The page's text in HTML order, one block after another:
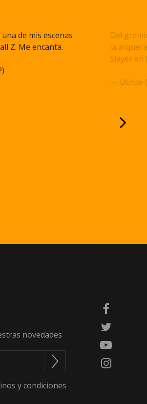
de mis escenas
Z. Me encanta.
Del
la
Slayer
— Uchite
novedades
y condiciones